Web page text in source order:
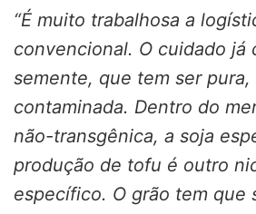
“É muito trabalhosa a
convencional. O cuidado já
semente, que tem ser pura,
contaminada. Dentro do
não-transgênica, a soja
produção de tofu é outro
específico. O grão tem que